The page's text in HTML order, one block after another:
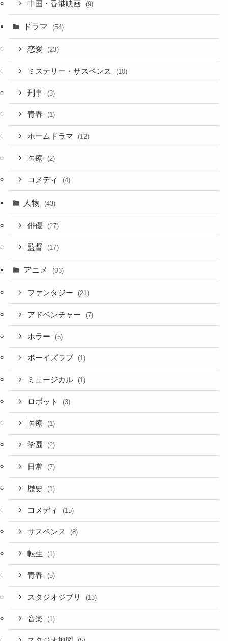
中国・香港映画 (9)
ドラマ (54)
恋愛 (23)
ミステリー・サスペンス (10)
刑事 (3)
青春 (1)
ホームドラマ (12)
医療 (2)
コメディ (4)
人物 (43)
俳優 (27)
監督 (17)
アニメ (93)
ファンタジー (21)
アドベンチャー (7)
ホラー (5)
ボーイズラブ (1)
ミュージカル (1)
ロボット (3)
医療 (1)
学園 (2)
日常 (7)
歴史 (1)
コメディ (15)
サスペンス (8)
転生 (1)
青春 (5)
スタジオジブリ (13)
音楽 (1)